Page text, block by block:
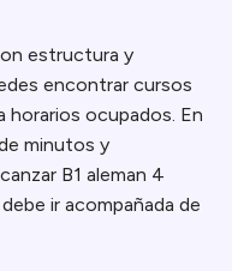
estructura y
encontrar cursos
horarios ocupados. En
minutos y
B1 aleman 4
ir acompañada de